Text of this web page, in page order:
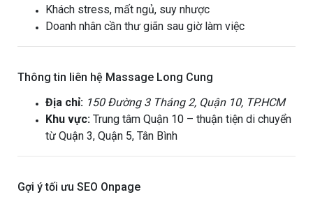
Khách stress, mất ngủ, suy nhược
Doanh nhân cần thư giãn sau giờ làm việc
Thông tin liên hệ Massage Long Cung
Địa chỉ: 150 Đường 3 Tháng 2, Quận 10, TP.HCM
Khu vực: Trung tâm Quận 10 – thuận tiện di chuyển
từ Quận 3, Quận 5, Tân Bình
Gợi ý tối ưu SEO Onpage